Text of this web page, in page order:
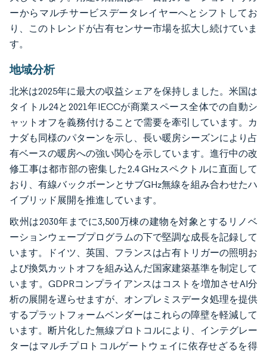
ーからマルチサービスデータレイヤーへとシフトしてお
り、このトレンドが占有センサー市場を拡大し続けていま
す。
地域分析
北米は2025年に最大の収益シェアを保持しました。米国は
タイトル24と2021年IECCが商業スペース全体での自動シ
ャットオフを義務付けることで需要を牽引しています。カ
ナダも同様のパターンを示し、長い暖房シーズンにより占
有ベースの暖房への強い関心を示しています。進行中の改
修工事は都市部の密集した2.4 GHzスペクトルに直面して
おり、有線バックボーンとサブGHz無線を組み合わせたハ
イブリッド展開を推進しています。
欧州は2030年までに3,500万棟の建物を対象とするリノベ
ーションウェーブプログラムの下で堅調な成長を記録して
います。ドイツ、英国、フランスは占有トリガーの照明お
よび換気カットオフを組み込んだ国家建築基準を制定して
います。GDPRコンプライアンスはコストを増加させAI分
析の展開を遅らせますが、オンプレミスデータ処理を提供
するプラットフォームベンダーはこれらの障壁を軽減して
います。断片化した無線プロトコルにより、インテグレー
ターはマルチプロトコルゲートウェイに依存せざるを得